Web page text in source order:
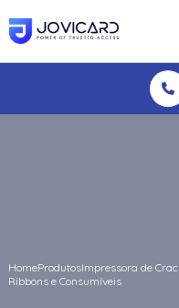
HomeProdutosImpressora de
Ribbons e Consumíveis